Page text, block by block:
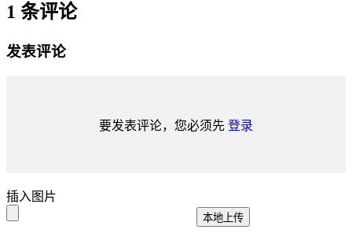
1 条评论
发表评论
要发表评论，您必须先 登录
插入图片
本地上传